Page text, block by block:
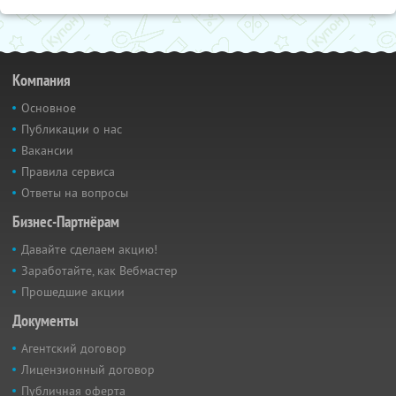
Компания
Основное
Публикации о нас
Вакансии
Правила сервиса
Ответы на вопросы
Бизнес-Партнёрам
Давайте сделаем акцию!
Заработайте, как Вебмастер
Прошедшие акции
Документы
Агентский договор
Лицензионный договор
Публичная оферта